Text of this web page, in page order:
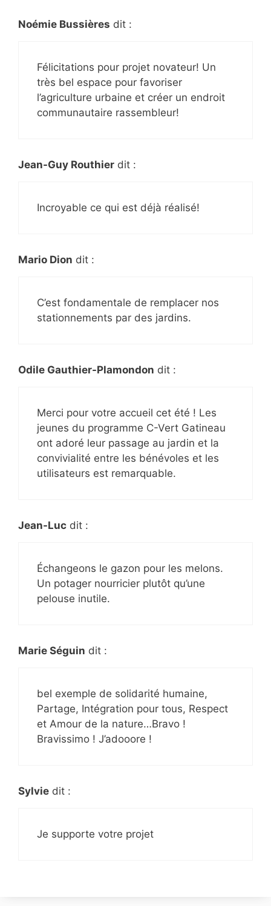
Noémie Bussières dit :
Félicitations pour projet novateur! Un
très bel espace pour favoriser
l’agriculture urbaine et créer un endroit
communautaire rassembleur!
Jean-Guy Routhier dit :
Incroyable ce qui est déjà réalisé!
Mario Dion dit :
C’est fondamentale de remplacer nos
stationnements par des jardins.
Odile Gauthier-Plamondon dit :
Merci pour votre accueil cet été ! Les
jeunes du programme C-Vert Gatineau
ont adoré leur passage au jardin et la
convivialité entre les bénévoles et les
utilisateurs est remarquable.
Jean-Luc dit :
Échangeons le gazon pour les melons.
Un potager nourricier plutôt qu’une
pelouse inutile.
Marie Séguin dit :
bel exemple de solidarité humaine,
Partage, Intégration pour tous, Respect
et Amour de la nature…Bravo !
Bravissimo ! J’adooore !
Sylvie dit :
Je supporte votre projet